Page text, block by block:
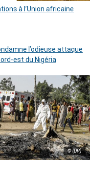
à l’Union africaine
l’odieuse attaque
est du Nigéria
© (DR)